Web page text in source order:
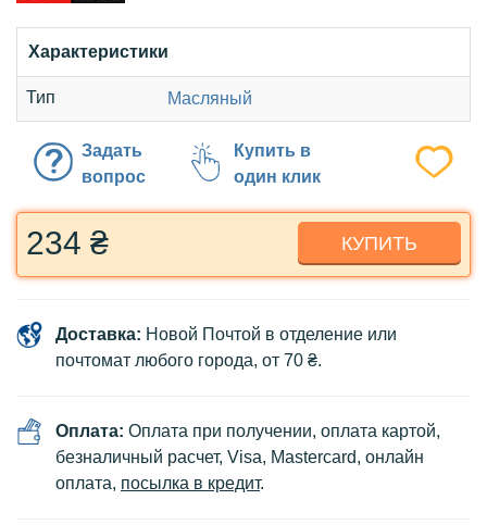
Характеристики
Тип Масляный
Задать
вопрос
Купить в
один клик
234 ₴ КУПИТЬ
Доставка: Новой Почтой в отделение или
почтомат любого города, от 70 ₴.
Оплата: Оплата при получении, оплата картой,
безналичный расчет, Visa, Mastercard, онлайн
оплата, посылка в кредит.